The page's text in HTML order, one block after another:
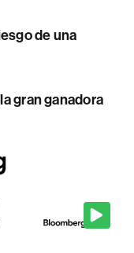
de una
gran ganadora